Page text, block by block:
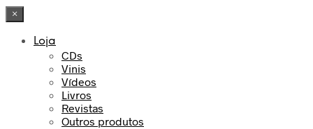
×
Loja
CDs
Vinis
Vídeos
Livros
Revistas
Outros produtos